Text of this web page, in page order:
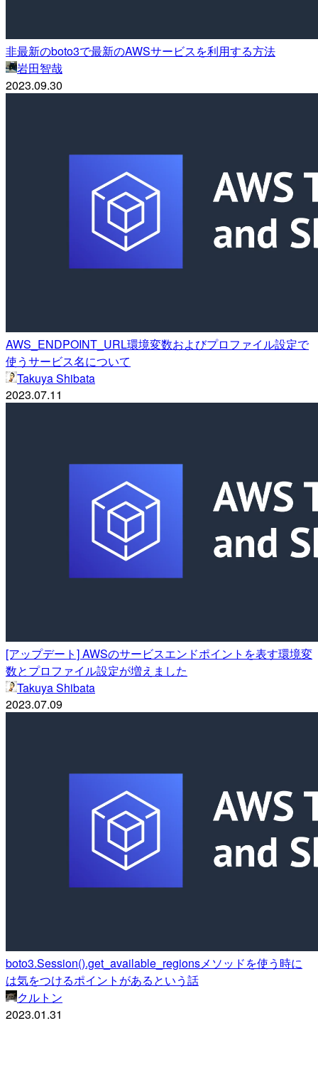
非最新のboto3で最新のAWSサービスを利用する方法
岩田智哉
2023.09.30
AWS_ENDPOINT_URL環境変数およびプロファイル設定で
使うサービス名について
Takuya Shibata
2023.07.11
[アップデート] AWSのサービスエンドポイントを表す環境変
数とプロファイル設定が増えました
Takuya Shibata
2023.07.09
boto3.Session().get_available_regionsメソッドを使う時に
は気をつけるポイントがあるという話
クルトン
2023.01.31